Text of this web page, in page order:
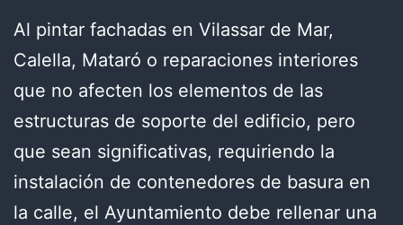
Al pintar fachadas en Vilassar de Mar,
Calella, Mataró o reparaciones interiores
que no afecten los elementos de las
estructuras de soporte del edificio, pero
que sean significativas, requiriendo la
instalación de contenedores de basura en
la calle, el Ayuntamiento debe rellenar una